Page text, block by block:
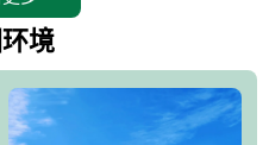
文化遗产清东陵地形墙内，地
公司以“建设全国顶级人生后花
，以海外归侨、国内外知名人士
观构成其主要使用功能；以苍
境